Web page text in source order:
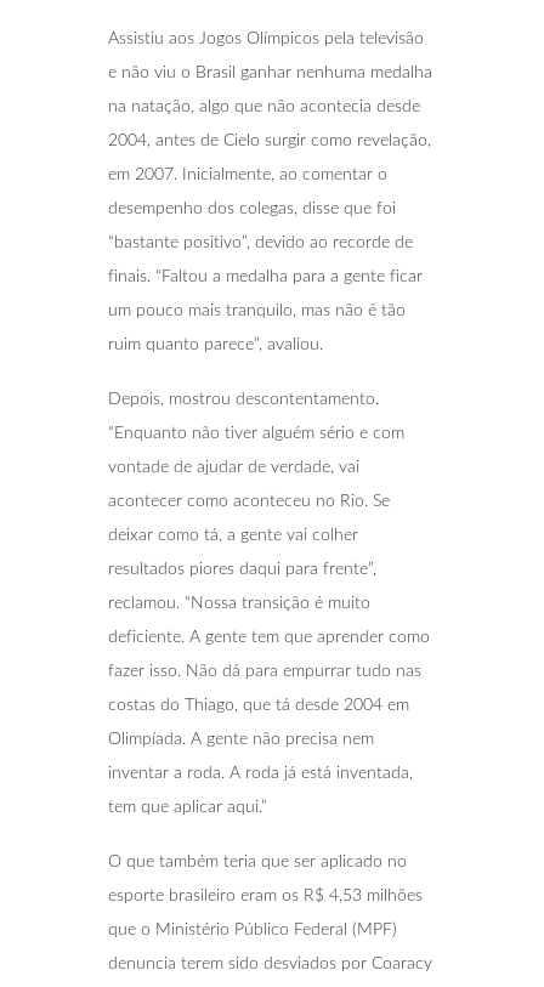
Assistiu aos Jogos Olímpicos pela televisão
e não viu o Brasil ganhar nenhuma medalha
na natação, algo que não acontecia desde
2004, antes de Cielo surgir como revelação,
em 2007. Inicialmente, ao comentar o
desempenho dos colegas, disse que foi
“bastante positivo”, devido ao recorde de
finais. “Faltou a medalha para a gente ficar
um pouco mais tranquilo, mas não é tão
ruim quanto parece”, avaliou.
Depois, mostrou descontentamento.
“Enquanto não tiver alguém sério e com
vontade de ajudar de verdade, vai
acontecer como aconteceu no Rio. Se
deixar como tá, a gente vai colher
resultados piores daqui para frente”,
reclamou. “Nossa transição é muito
deficiente. A gente tem que aprender como
fazer isso. Não dá para empurrar tudo nas
costas do Thiago, que tá desde 2004 em
Olimpíada. A gente não precisa nem
inventar a roda. A roda já está inventada,
tem que aplicar aqui.”
O que também teria que ser aplicado no
esporte brasileiro eram os R$ 4,53 milhões
que o Ministério Público Federal (MPF)
denuncia terem sido desviados por Coaracy